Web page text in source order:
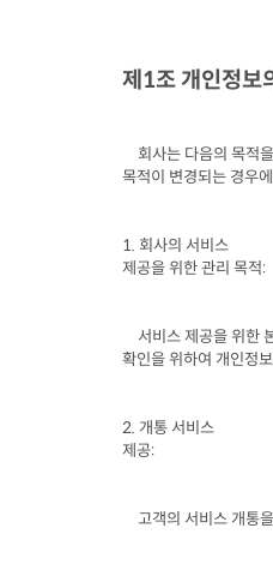
제 1조 개인정보
회사는 다음의 목적
목적이 변경되는 경우
1. 회사의 서비스
제공을 위한 관리 목적:
서비스 제공을 위한
확인을 위하여 개인정
2. 개통 서비스
제공:
고객의 서비스 개통